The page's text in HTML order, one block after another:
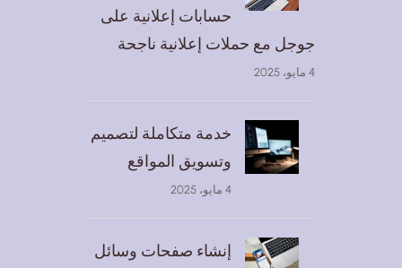
حسابات إعلانية على
جوجل مع حملات إعلانية ناجحة
خدمة متكاملة لتصميم
وتسويق المواقع
إنشاء صفحات وسائل